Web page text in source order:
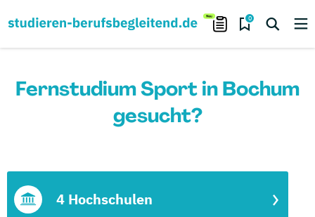
0
Fernstudium Sport in Bochum
gesucht?
4 Hochschulen